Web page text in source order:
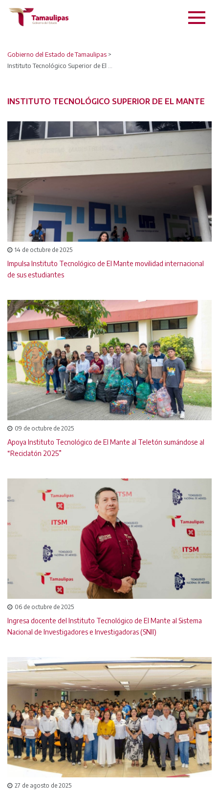
Gobierno del Estado de Tamaulipas >
INSTITUTO TECNOLÓGICO SUPERIOR DE EL MANTE
14 de octubre de 2025
Impulsa Instituto Tecnológico de El Mante movilidad internacional
de sus estudiantes
09 de octubre de 2025
Apoya Instituto Tecnológico de El Mante al Teletón sumándose al
“Reciclatón 2025”
06 de octubre de 2025
Ingresa docente del Instituto Tecnológico de El Mante al Sistema
Nacional de Investigadores e Investigadoras (SNII)
27 de agosto de 2025